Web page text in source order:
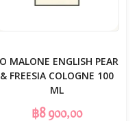
MALONE ENGLISH PEAR
& FREESIA COLOGNE 100
ML
฿8 900,00